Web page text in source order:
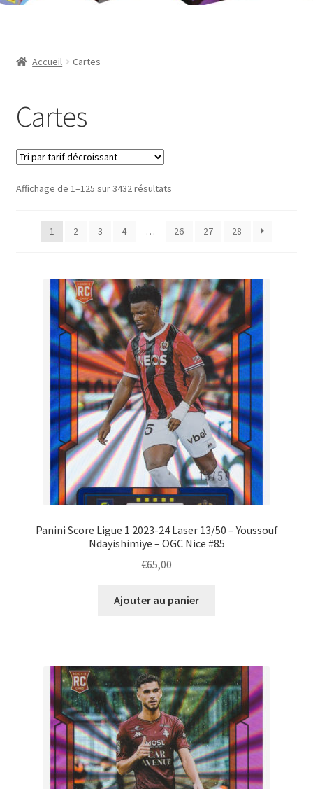
Mon compte
Panier
Validation de la commande
Accueil Cartes
Cartes
Affichage de 1–125 sur 3432 résultatsTrié
décroissant
1 2 3 4 … 26 27 28
Panini Score Ligue 1 2023-24 Laser 13/50 – Youssouf
Ndayishimiye – OGC Nice #85
€65,00
Ajouter au panier